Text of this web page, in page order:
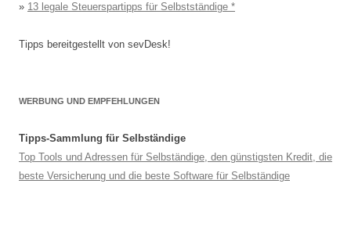
» 13 legale Steuerspartipps für Selbstständige
Tipps bereitgestellt von sevDesk!
WERBUNG UND EMPFEHLUNGEN
Tipps-Sammlung für Selbständige
Top Tools und Adressen für Selbständige, den günstigsten Kredit, die
beste Versicherung und die beste Software für Selbständige